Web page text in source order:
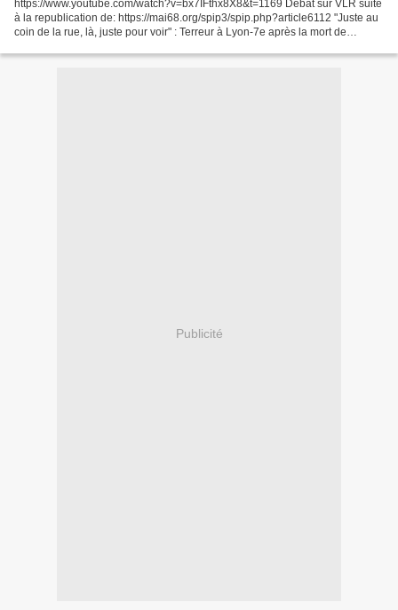
https://www.youtube.com/watch?v=bx7IFthx8X8&t=1169 Débat sur VLR suite
à la republication de: https://mai68.org/spip3/spip.php?article6112 "Juste au
coin de la rue, là, juste pour voir" : Terreur à Lyon-7e après la mort de
Publicité